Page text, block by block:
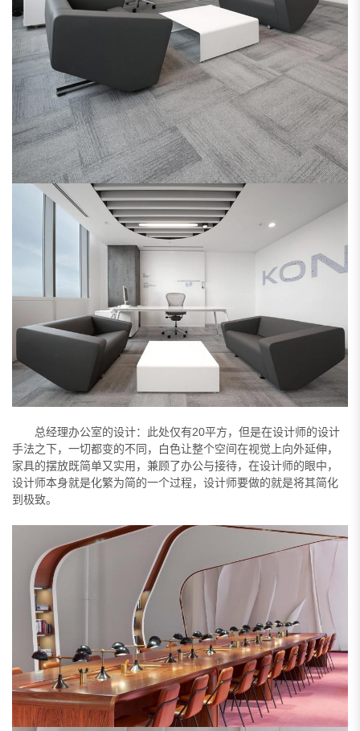
总经理办公室的设计：此处仅有20平方，但是在设计师的设计
手法之下，一切都变的不同，白色让整个空间在视觉上向外延伸，
家具的摆放既简单又实用，兼顾了办公与接待，在设计师的眼中，
设计师本身就是化繁为简的一个过程，设计师要做的就是将其简化
到极致。